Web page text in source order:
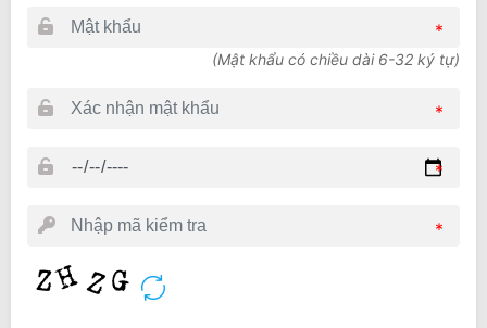
(Mật khẩu có chiều dài 6-32 ký tự)
*
*
*
*